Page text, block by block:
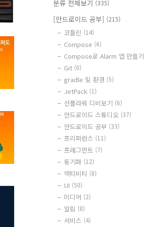
분류 전체보기 (335)
[안드로이드 공부] (215)
코틀린 (14)
Compose (6)
Compose로 Alarm 앱 만들기
Git (0)
gradle 및 환경 (5)
JetPack (1)
선플라워 디비보기 (6)
안드로이드 스튜디오 (37)
안드로이드 공부 (33)
프리퍼런스 (11)
프래그먼트 (7)
동기화 (12)
액티비티 (8)
UI (50)
미디어 (2)
알림 (8)
서비스 (4)